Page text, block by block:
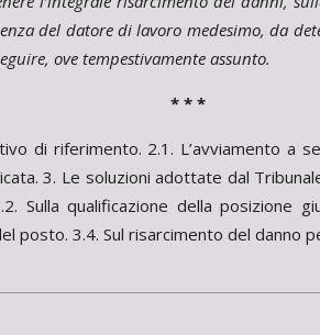
del datore di lavoro medesimo, da
ove tempestivamente assunto.
* * *
di riferimento. 2.1. L’avviamento a
3. Le soluzioni adottate dal
Sulla qualificazione della posizione
posto. 3.4. Sul risarcimento del danno